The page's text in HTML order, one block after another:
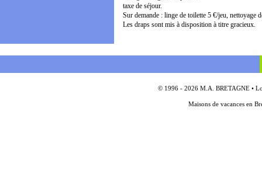
taxe de séjour.
Sur demande : linge de toilette 5 €/jeu, nettoyage
Les draps sont mis à disposition à titre gracieux.
© 1996 - 2026 M.A. BRETAGNE •
Maisons de vacances en